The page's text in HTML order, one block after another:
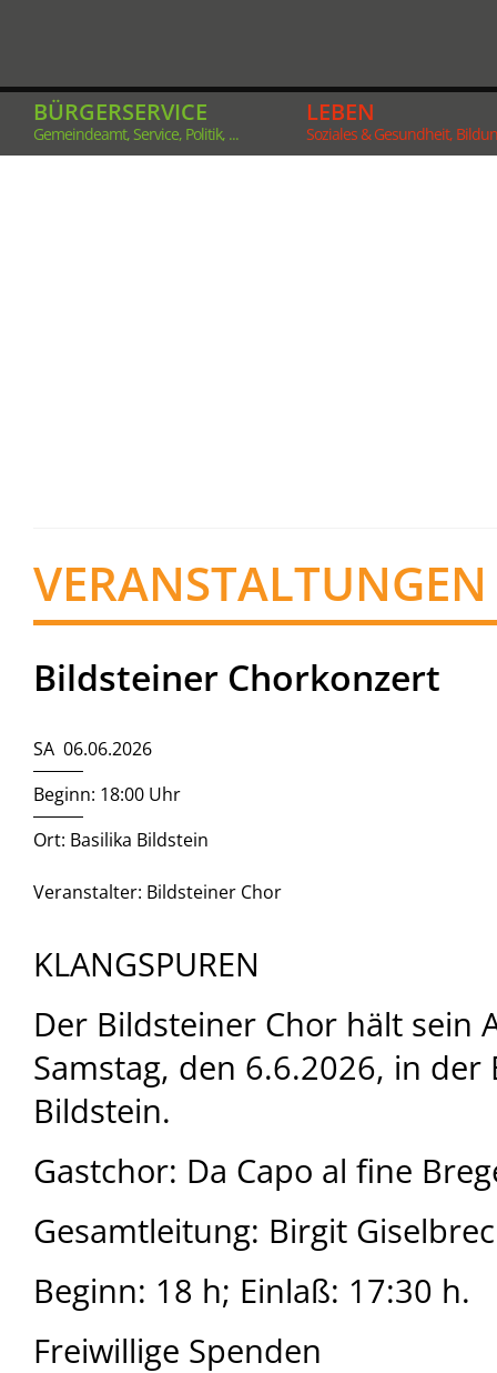
BÜRGERSERVICE
Gemeindeamt, Service, Politik, ...
LEBEN
Soziales & Gesundheit,
VERANSTALTUNGEN
Bildsteiner Chorkonzert
SA 06.06.2026
Beginn: 18:00 Uhr
Ort: Basilika Bildstein
Veranstalter: Bildsteiner Chor
KLANGSPUREN
Der Bildsteiner Chor hält sein
Samstag, den 6.6.2026, in der
Bildstein.
Gastchor: Da Capo al fine
Gesamtleitung: Birgit
Beginn: 18 h; Einlaß: 17:30 h.
Freiwillige Spenden